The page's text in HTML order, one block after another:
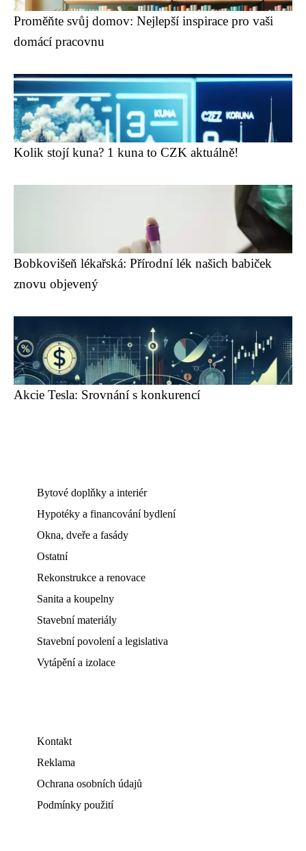
Proměňte svůj domov: Nejlepší inspirace pro vaši
domácí pracovnu
Kolik stojí kuna? 1 kuna to CZK aktuálně!
Bobkovišeň lékařská: Přírodní lék našich babiček
znovu objevený
Akcie Tesla: Srovnání s konkurencí
Bytové doplňky a interiér
Hypotéky a financování bydlení
Okna, dveře a fasády
Ostatní
Rekonstrukce a renovace
Sanita a koupelny
Stavební materiály
Stavební povolení a legislativa
Vytápění a izolace
Kontakt
Reklama
Ochrana osobních údajů
Podmínky použití